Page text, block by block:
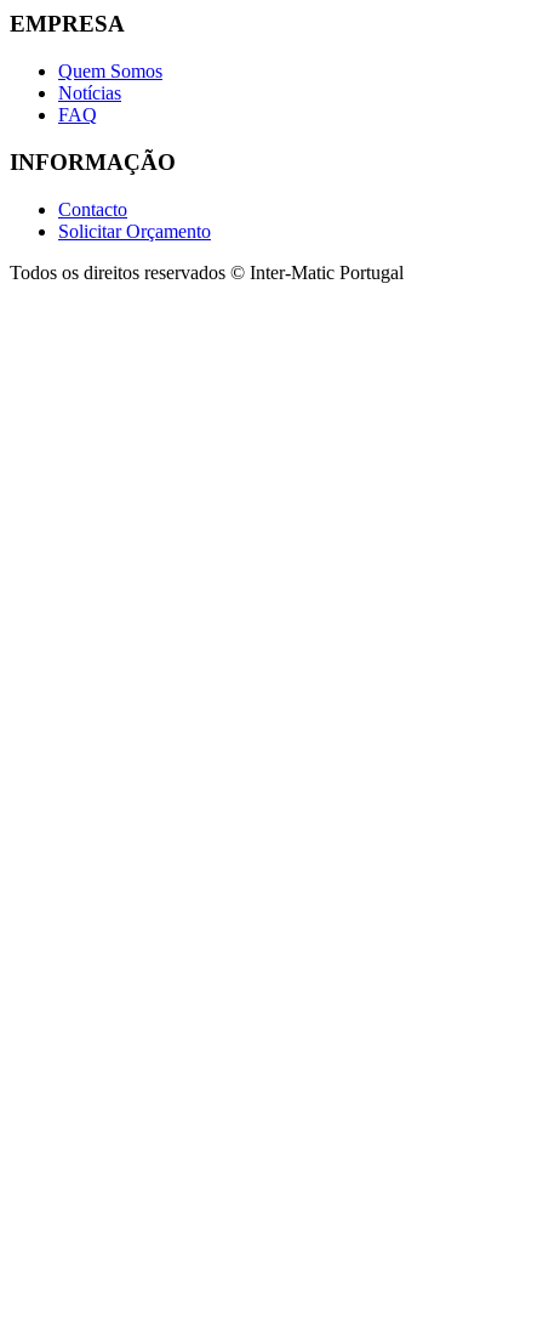
EMPRESA
Quem Somos
Notícias
FAQ
INFORMAÇÃO
Contacto
Solicitar Orçamento
Todos os direitos reservados © Inter-Matic Portugal